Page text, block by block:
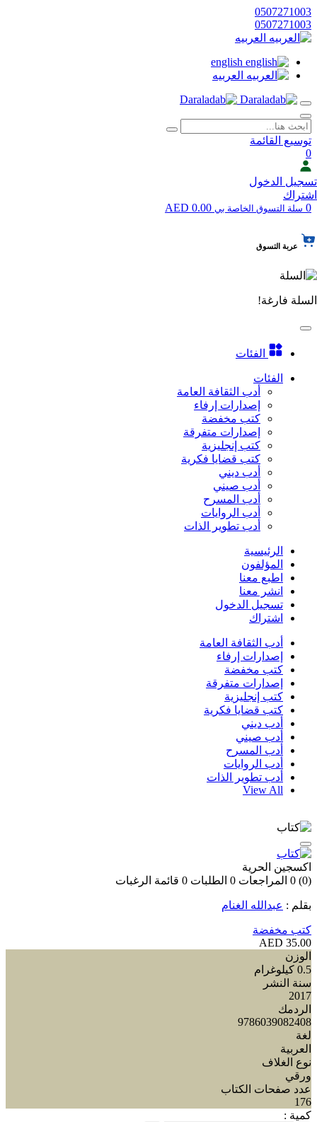
0507271003
0507271003
العربيه
english
العربيه
توسيع القائمة
0
تسجيل الدخول
اشتراك
0 سلة التسوق الخاصة بي
عربة التسوق
السلة فارغة!
الفئات
الفئات
أدب الثقافة العامة
إصدارات إرفاء
كتب مخفضة
إصدارات متفرقة
كتب إنجليزية
كتب قضايا فكرية
أدب ديني
أدب صيني
أدب المسرح
أدب الروايات
أدب تطوير الذات
الرئيسية
المؤلفون
اطبع معنا
انشر معنا
تسجيل الدخول
اشتراك
أدب الثقافة العامة
إصدارات إرفاء
كتب مخفضة
إصدارات متفرقة
كتب إنجليزية
كتب قضايا فكرية
أدب ديني
أدب صيني
أدب المسرح
أدب الروايات
أدب تطوير الذات
View All
اكسجين الحرية
(0)
0 المراجعات 0 الطلبات 0 قائمة الرغبات
بقلم : عبدالله الغنام
كتب مخفضة
35.00 AED
الوزن
0.5 كيلوغرام
سنة النشر
2017
الردمك
9786039082408
لغة
العربية
نوع الغلاف
ورقي
عدد صفحات الكتاب
176
كمية :